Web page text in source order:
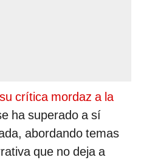
crítica mordaz a la
ha superado a sí
abordando temas
que no deja a